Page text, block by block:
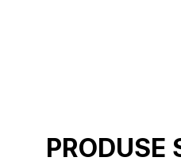
PRODUSE